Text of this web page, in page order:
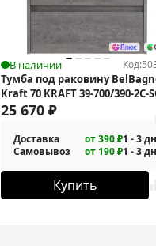
В наличии Код:
Тумба под раковину
Kraft 70 KRAFT 39-700/390-2C-
CG подвесная
25 670 ₽
Доставка от 390 ₽1 - 3
Самовывоз
от 190 ₽1 - 3
Купить